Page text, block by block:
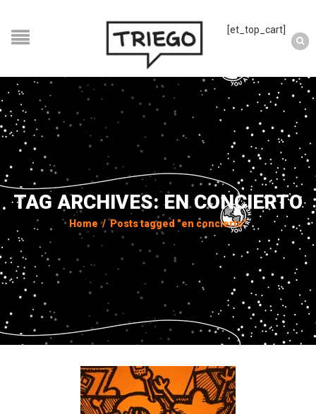
[et_top_cart]
TAG ARCHIVES: EN CONCIERTO
Home / Posts tagged "en concierto"